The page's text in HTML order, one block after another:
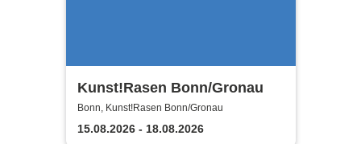
Kunst!Rasen Bonn/Gronau
Bonn, Kunst!Rasen Bonn/Gronau
15.08.2026 - 18.08.2026